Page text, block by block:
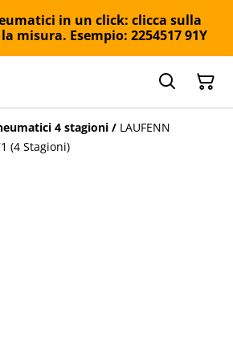
in un click: clicca sulla
misura. Esempio: 2254517 91Y
4 stagioni / LAUFENN
(4 Stagioni)